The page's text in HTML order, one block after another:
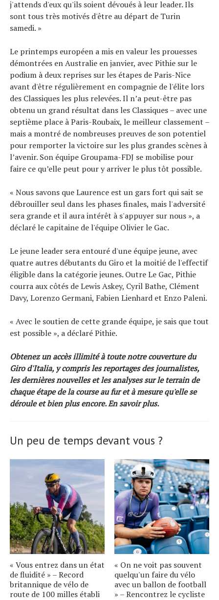
j'attends d'eux qu'ils soient dévoués à leur leader. Ils
sont tous très motivés d'être au départ de Turin
samedi. »
Le printemps européen a mis en valeur les prouesses
démontrées en Australie en janvier, avec Pithie sur le
podium à deux reprises sur les étapes de Paris-Nice
avant d'être régulièrement en compagnie de l'élite lors
des Classiques les plus relevées. Il n’a peut-être pas
obtenu un grand résultat dans les Classiques – avec une
septième place à Paris-Roubaix, le meilleur classement –
​​mais a montré de nombreuses preuves de son potentiel
pour remporter la victoire sur les plus grandes scènes à
l’avenir. Son équipe Groupama-FDJ se mobilise pour
faire ce qu’elle peut pour y arriver le plus tôt possible.
« Nous savons que Laurence est un gars fort qui sait se
débrouiller seul dans les phases finales, mais l'adversité
sera grande et il aura intérêt à s'appuyer sur nous », a
déclaré le capitaine de l'équipe Olivier le Gac.
Le jeune leader sera entouré d'une équipe jeune, avec
quatre autres débutants du Giro et la moitié de l'effectif
éligible dans la catégorie jeunes. Outre Le Gac, Pithie
courra aux côtés de Lewis Askey, Cyril Bathe, Clément
Davy, Lorenzo Germani, Fabien Lienhard et Enzo Paleni.
« Avec le soutien de cette grande équipe, je sais que tout
est possible », a déclaré Pithie.
Obtenez un accès illimité à toute notre couverture du
Giro d'Italia, y compris les reportages des journalistes,
les dernières nouvelles et les analyses sur le terrain de
chaque étape de la course au fur et à mesure qu'elle se
déroule et bien plus encore.En savoir plus.
Un peu de temps devant vous ?
« Vous entrez dans un état
de fluidité » – Record
britannique de vélo de
route de 100 milles établi
« On ne voit pas souvent
quelqu'un faire du vélo
avec un ballon de football
» – Rencontrez le cycliste